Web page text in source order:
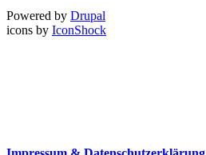
Powered by Drupal
icons by IconShock